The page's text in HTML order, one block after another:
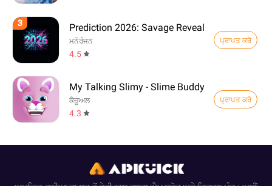
3 Prediction 2026: Savage Reveal
ਮਨੋਰੰਜਨ
4.5
ਪ੍ਰਾਪਤ ਕਰੋ
My Talking Slimy - Slime Buddy
ਕੈਜ਼ੂਅਲ
4.3
ਪ੍ਰਾਪਤ ਕਰੋ